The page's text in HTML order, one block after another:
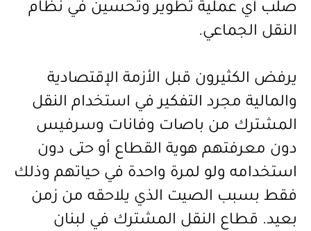
صلب أي عملية تطوير وتحسين في نظام
النقل الجماعي.
يرفض الكثيرون قبل الأزمة الإقتصادية
والمالية مجرد التفكير في استخدام النقل
المشترك من باصات وفانات وسرفيس
دون معرفتهم هوية القطاع أو حتى دون
استخدامه ولو لمرة واحدة في حياتهم وذلك
فقط بسبب الصيت الذي يلاحقه من زمن
بعيد. قطاع النقل المشترك في لبنان